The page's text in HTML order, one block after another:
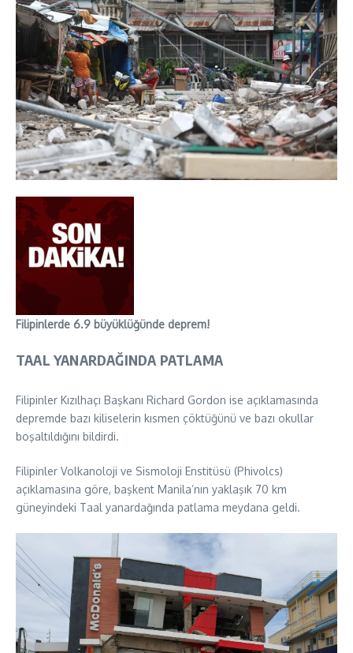
Filipinlerde 6.9 büyüklüğünde deprem!
TAAL YANARDAĞINDA PATLAMA
Filipinler Kızılhaçı Başkanı Richard Gordon ise açıklamasında
depremde bazı kiliselerin kısmen çöktüğünü ve bazı okullar
boşaltıldığını bildirdi.
Filipinler Volkanoloji ve Sismoloji Enstitüsü (Phivolcs)
açıklamasına göre, başkent Manila’nın yaklaşık 70 km
güneyindeki Taal yanardağında patlama meydana geldi.